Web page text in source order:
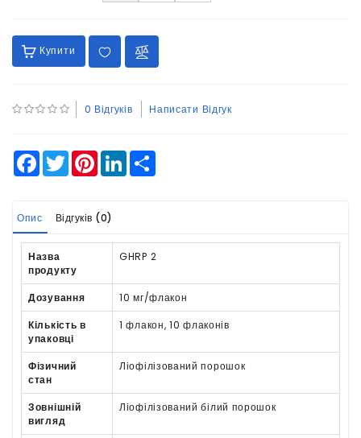
Купити
0 Відгуків Написати Відгук
Facebook
TwitterPinterestLinkedIn
Опис Відгуків (0)
Назва
продукту
GHRP 2
Дозування
10 мг/флакон
Кількість в
упаковці
1 флакон, 10 флаконів
Фізичний
стан
Ліофілізований порошок
Зовнішній
вигляд
Ліофілізований білий порошок